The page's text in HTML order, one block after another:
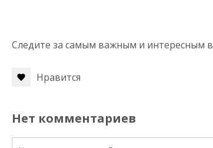
Следите за самым важным и интересным в
Нравится
Нет комментариев